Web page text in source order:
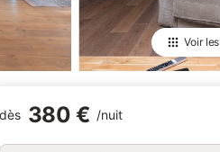
Voir les
dès 380 € /nuit